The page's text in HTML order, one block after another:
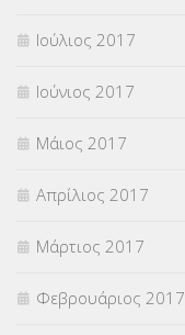
Ιούλιος 2017
Ιούνιος 2017
Μάιος 2017
Απρίλιος 2017
Μάρτιος 2017
Φεβρουάριος 2017